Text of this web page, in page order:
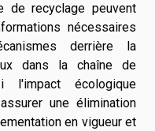
de recyclage peuvent
nécessaires
derrière la
dans la chaîne de
l'impact écologique
une élimination
en vigueur et